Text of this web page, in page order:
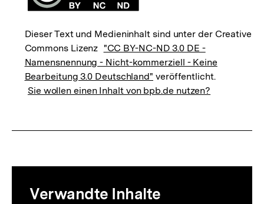
Dieser Text und Medieninhalt sind unter der Creative
Commons Lizenz "CC BY-NC-ND 3.0 DE -
Namensnennung - Nicht-kommerziell - Keine
Bearbeitung 3.0 Deutschland" veröffentlicht.
Sie wollen einen Inhalt von bpb.de nutzen?
Verwandte Inhalte